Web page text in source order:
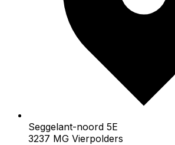
Seggelant-noord 5E
3237 MG Vierpolders